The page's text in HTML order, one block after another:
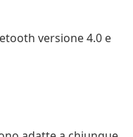
versione 4.0 e